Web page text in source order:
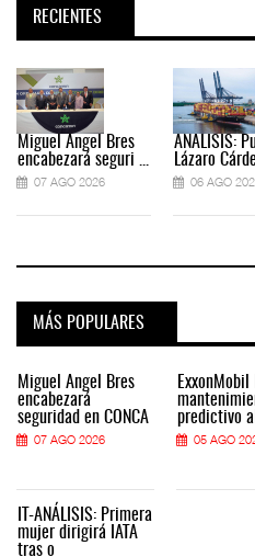
RECIENTES
Miguel Ángel Bres
encabezará seguri ...
07 AGO 2026
ANÁLISIS:
Lázaro
06 AGO
MÁS POPULARES
Miguel Ángel Bres
encabezará
seguridad en CONCA
07 AGO 2026
IT-ANÁLISIS: Primera
mujer dirigirá IATA
tras o
ExxonMobil
predictivo
05 AGO